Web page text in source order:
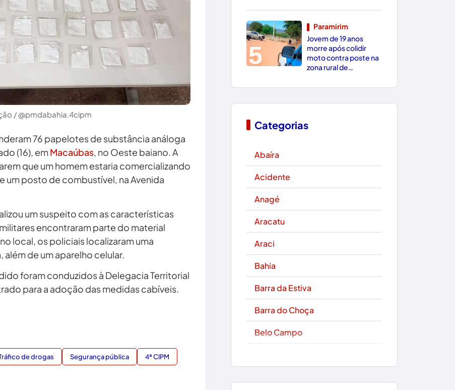
/ @pmdabahia.4cipm
76 papelotes de substância análoga
(16), emMacaúbas, no Oeste baiano. A
que um homem estaria comercializando
posto de combustível, na Avenida
um suspeito com as características
encontraram parte do material
local, os policiais localizaram uma
de um aparelho celular.
foram conduzidos à Delegacia Territorial
para a adoção das medidas cabíveis.
de drogas Segurança pública 4ª CIPM
5
Paramirim
Jovem de 19 anos
morre após colidir
moto contra poste na
zona rural de
Categorias
Abaíra
Acidente
Anagé
Aracatu
Araci
Bahia
Barra da Estiva
Barra do Choça
Belo Campo